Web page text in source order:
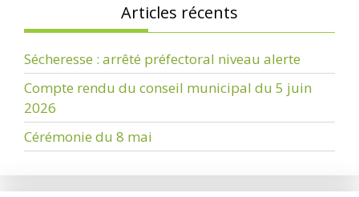
Articles récents
Sécheresse : arrêté préfectoral niveau alerte
Compte rendu du conseil municipal du 5 juin
2026
Cérémonie du 8 mai